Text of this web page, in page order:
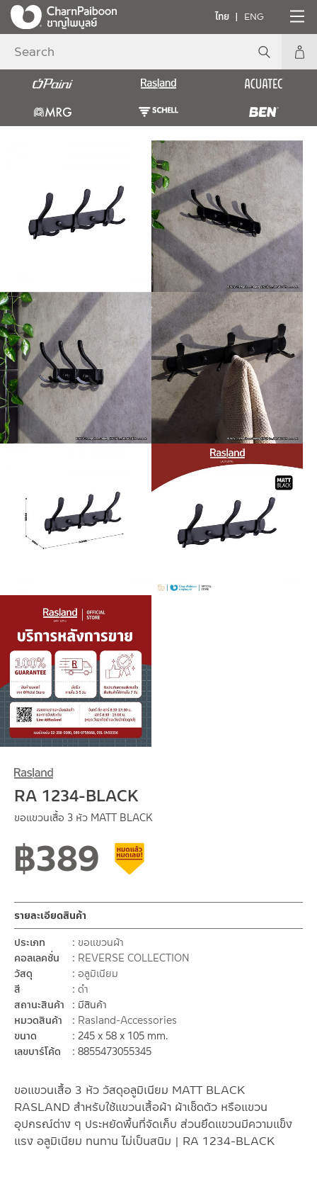
ไทย ENG
RA 1234-BLACK
ขอแขวนเสื้อ 3 หัว MATT BLACK
฿389
ขอแขวนเสื้อ 3 หัว วัสดุอลูมิเนียม MATT BLACK
RASLAND สำหรับใช้แขวนเสื้อผ้า ผ้าเช็ดตัว หรือแขวน
อุปกรณ์ต่าง ๆ ประหยัดพื้นที่จัดเก็บ ส่วนยึดแขวนมีความแข็ง
แรง อลูมิเนียม ทนทาน ไม่เป็นสนิม | RA 1234-BLACK
รายละเอียดสินค้า
ประเภท
ขอแขวนผ้า
คอลเลคชั่น
REVERSE COLLECTION
วัสดุ
อลูมิเนียม
สี
ดำ
สถานะสินค้า
มีสินค้า
หมวดสินค้า
Rasland-Accessories
ขนาด
245 x 58 x 105 mm.
เลขบาร์โค้ด
8855473055345